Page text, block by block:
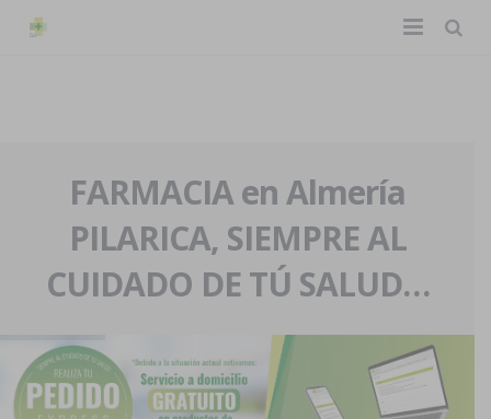
La farmacia
Nuestra historia
Nuestro equipo
Eventos
Servicios y reservas
Pedidos express
Blog
FARMACIA en Almería
PILARICA, SIEMPRE AL
CUIDADO DE TÚ SALUD…